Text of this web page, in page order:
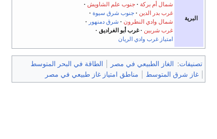
البرية
شمال أم بركة
جنوب علم الشاويش
غرب بدر الدين
جنوب شرق سيوة
شمال وادي النطرون
شرق دمنهور
غرب شربين
غرب أبو الغراديق
امتياز غرب وادي الريان
تصنيفات: الغاز الطبيعي في مصر
الطاقة في البحر المتوسط
غاز شرق المتوسط
مناطق امتياز غاز طبيعي في مصر